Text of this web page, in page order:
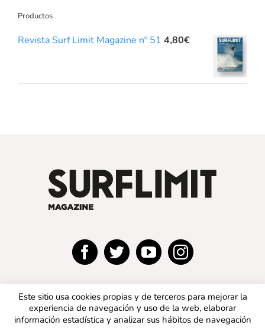
Productos
Revista Surf Limit Magazine nº 51 4,80€
Este sitio usa cookies propias y de terceros para mejorar la
experiencia de navegación y uso de la web, elaborar
información estadística y analizar sus hábitos de navegación